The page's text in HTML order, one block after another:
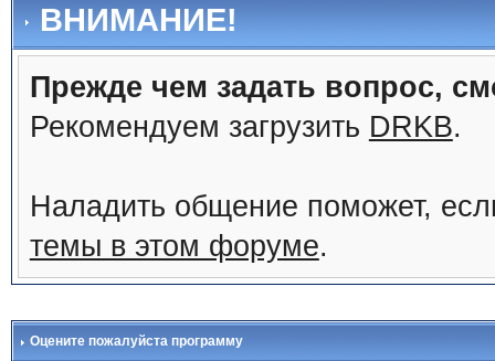
ВНИМАНИЕ!
Прежде чем задать вопрос,
Рекомендуем загрузить DRKB.
Наладить общение поможет,
темы в этом форуме.
Оцените пожалуйста программу